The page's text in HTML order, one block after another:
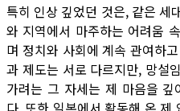
특히 인상 깊었던 것은, 같은 세
와 지역에서 마주하는 어려움
며 정치와 사회에 계속 관여하
과 제도는 서로 다르지만, 망설
가려는 그 자세는 제 마음을